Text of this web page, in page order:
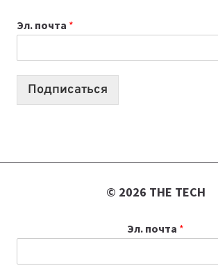
2026:
10
Эл. почта *
Подписаться
© 2026 THE TECH
Эл. почта *